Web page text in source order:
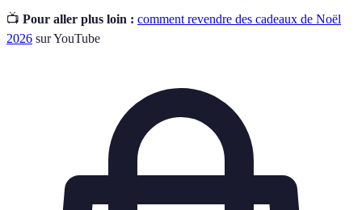
📺 Pour aller plus loin : comment revendre des cadeaux de Noël
2026 sur YouTube